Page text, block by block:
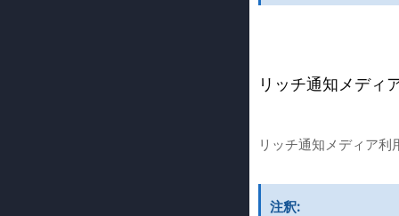
リッチ通知メディ
リッチ通知メディア
注釈